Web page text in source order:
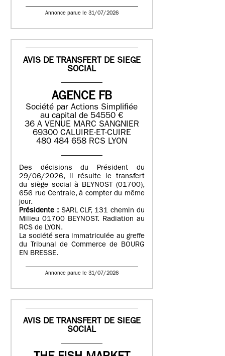
Annonce parue le 31/07/2026
AVIS DE TRANSFERT DE SIEGE
SOCIAL
AGENCE FB
Société par Actions Simplifiée
au capital de 54550 €
36 A VENUE MARC SANGNIER
69300 CALUIRE-ET-CUIRE
480 484 658 RCS LYON
Des décisions du Président du
29/06/2026, il résulte le transfert
du siège social à BEYNOST (01700),
656 rue Centrale, à compter du même
jour.
Présidente :SARL CLF, 131 chemin du
Milieu 01700 BEYNOST. Radiation au
RCS de LYON.
La société sera immatriculée au greffe
du Tribunal de Commerce de BOURG
EN BRESSE.
Annonce parue le 31/07/2026
AVIS DE TRANSFERT DE SIEGE
SOCIAL